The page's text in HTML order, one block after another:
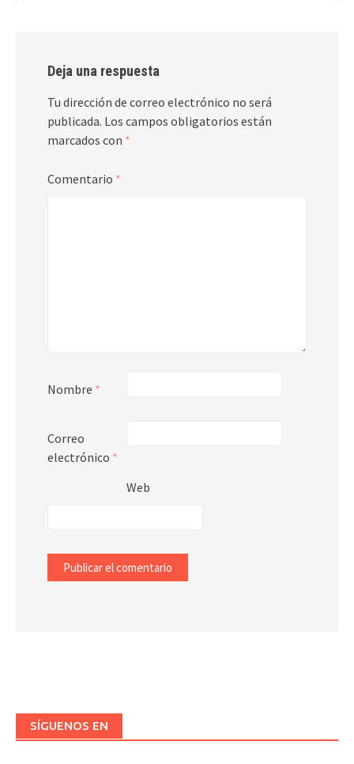
Deja una respuesta
Tu dirección de correo electrónico no será
publicada. Los campos obligatorios están
marcados con *
Comentario *
Nombre *
Correo
electrónico *
Web
SÍGUENOS EN